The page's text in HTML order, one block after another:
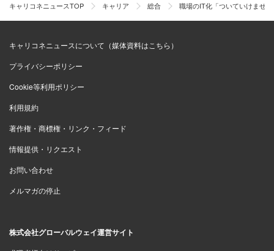
キャリコネニュースTOP キャリア 総合 職場のIT化「ついていけませ
キャリコネニュースについて（媒体資料はこちら）
プライバシーポリシー
Cookie等利用ポリシー
利用規約
著作権・商標権・リンク・フィード
情報提供・リクエスト
お問い合わせ
メルマガの停止
株式会社グローバルウェイ運営サイト